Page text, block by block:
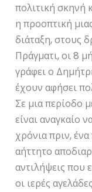
πολιτική σκηνή
η προοπτική
διάταξη, στους
Πράγματι, οι 8
γράφει ο
έχουν αφήσει
Σε μια περίοδο
είναι αναγκαίο
χρόνια πριν,
αήττητο
αντιλήψεις που
οι ιερές